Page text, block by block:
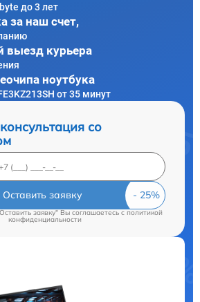
до 3 лет
за наш счет,
выезд курьера
ноутбука
от 35 минут
со
Оставить заявку
заявку" Вы соглашаетесь cполитикой
конфиденциальности